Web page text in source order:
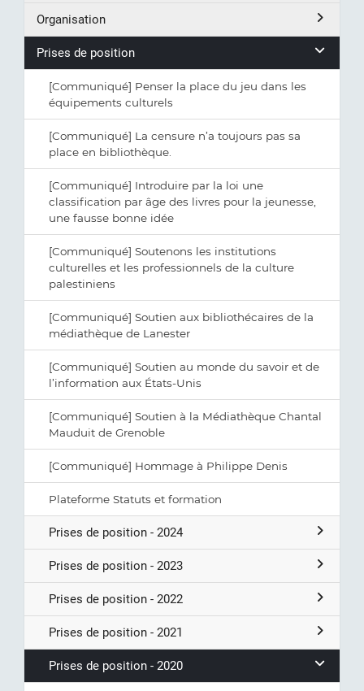
Organisation
Prises de position
[Communiqué] Penser la place du jeu dans les
équipements culturels
[Communiqué] La censure n’a toujours pas sa
place en bibliothèque.
[Communiqué] Introduire par la loi une
classification par âge des livres pour la jeunesse,
une fausse bonne idée
[Communiqué] Soutenons les institutions
culturelles et les professionnels de la culture
palestiniens
[Communiqué] Soutien aux bibliothécaires de la
médiathèque de Lanester
[Communiqué] Soutien au monde du savoir et de
l’information aux États-Unis
[Communiqué] Soutien à la Médiathèque Chantal
Mauduit de Grenoble
[Communiqué] Hommage à Philippe Denis
Plateforme Statuts et formation
Prises de position - 2024
Prises de position - 2023
Prises de position - 2022
Prises de position - 2021
Prises de position - 2020